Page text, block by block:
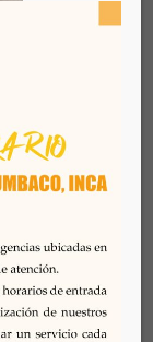
el uso o
14 DE